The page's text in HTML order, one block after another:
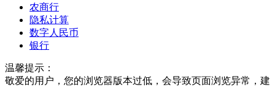
农商行
隐私计算
数字人民币
银行
温馨提示：
敬爱的用户，您的浏览器版本过低，会导致页面浏览异常，建